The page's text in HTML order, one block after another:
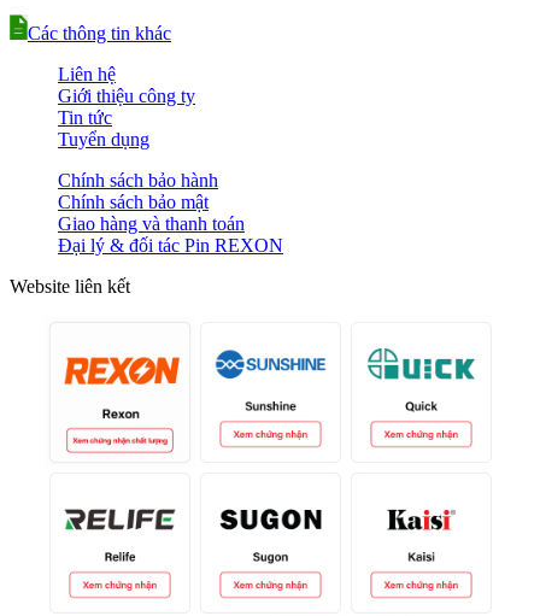
Các thông tin khác
Liên hệ
Giới thiệu công ty
Tin tức
Tuyển dụng
Chính sách bảo hành
Chính sách bảo mật
Giao hàng và thanh toán
Đại lý & đối tác Pin REXON
Website liên kết